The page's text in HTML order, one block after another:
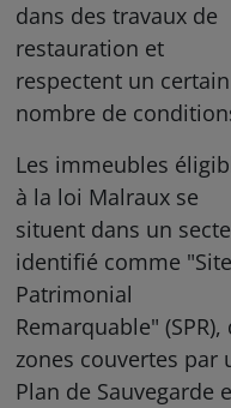
dans des travaux de
restauration et
respectent un certain
nombre de
Les immeubles
à la loi Malraux se
situent dans un
identifié comme "Site
Patrimonial
Remarquable" (SPR),
zones couvertes par
Plan de Sauvegarde